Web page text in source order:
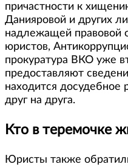
причастности к
Данияровой и других
надлежащей правовой
юристов,
прокуратура ВКО уже
предоставляют
находится досудебное
друг на друга.
Кто в теремочке
Юристы также